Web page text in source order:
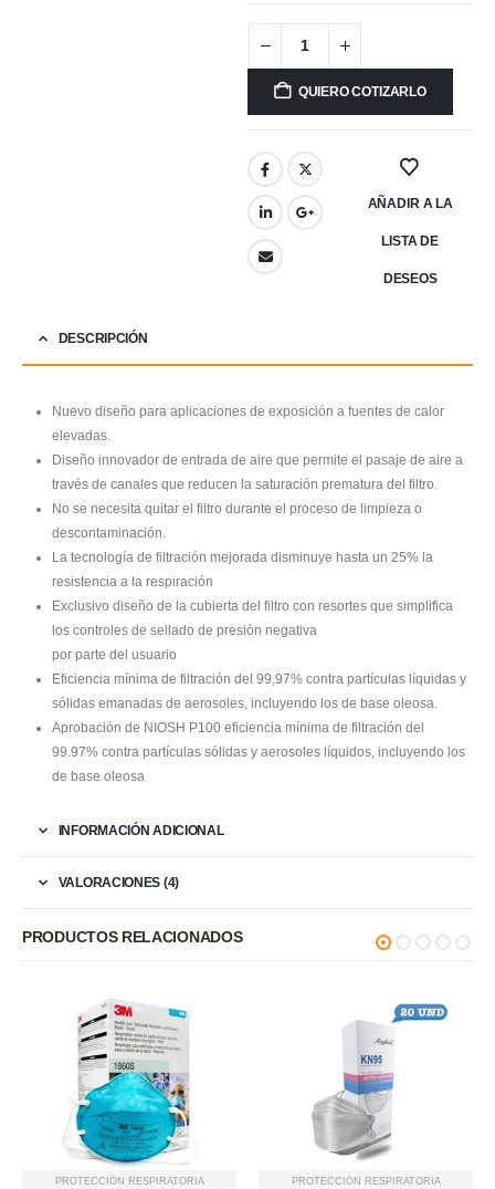
QUIERO COTIZARLO
AÑADIR A LA
LISTA DE
DESEOS
DESCRIPCIÓN
Nuevo diseño para aplicaciones de exposición a fuentes de calor
elevadas.
Diseño innovador de entrada de aire que permite el pasaje de aire a
través de canales que reducen la saturación prematura del filtro.
No se necesita quitar el filtro durante el proceso de limpieza o
descontaminación.
La tecnología de filtración mejorada disminuye hasta un 25% la
resistencia a la respiración
Exclusivo diseño de la cubierta del filtro con resortes que simplifica
los controles de sellado de presión negativa
por parte del usuario
Eficiencia mínima de filtración del 99,97% contra partículas líquidas y
sólidas emanadas de aerosoles, incluyendo los de base oleosa.
Aprobación de NIOSH P100 eficiencia mínima de filtración del
99.97% contra partículas sólidas y aerosoles líquidos, incluyendo los
de base oleosa
INFORMACIÓN ADICIONAL
VALORACIONES (4)
PRODUCTOS RELACIONADOS
PROTECCIÓN RESPIRATORIA PROTECCIÓN RESPIRATORIA